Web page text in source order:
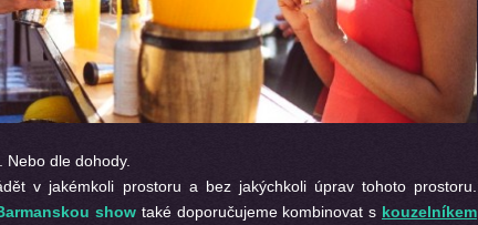
Nebo dle dohody.
v jakémkoli prostoru a bez jakýchkoli úprav tohoto prostoru.
show také doporučujeme kombinovat s kouzelníkem